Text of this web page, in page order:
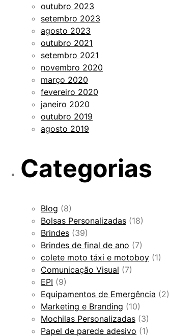
outubro 2023
setembro 2023
agosto 2023
outubro 2021
setembro 2021
novembro 2020
março 2020
fevereiro 2020
janeiro 2020
outubro 2019
agosto 2019
Categorias
Blog (8)
Bolsas Personalizadas (18)
Brindes (39)
Brindes de final de ano (7)
colete moto táxi e motoboy (1)
Comunicação Visual (7)
EPI (9)
Equipamentos de Emergência (2)
Marketing e Branding (10)
Mochilas Personalizadas (3)
Papel de parede adesivo (1)